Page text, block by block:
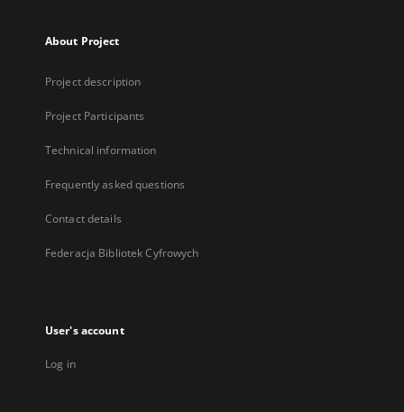
About Project
Project description
Project Participants
Technical information
Frequently asked questions
Contact details
Federacja Bibliotek Cyfrowych
User's account
Log in